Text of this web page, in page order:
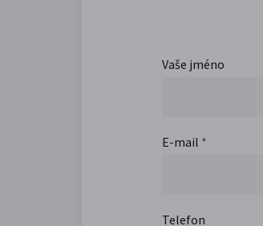
Vaše jméno
E-mail *
Telefon